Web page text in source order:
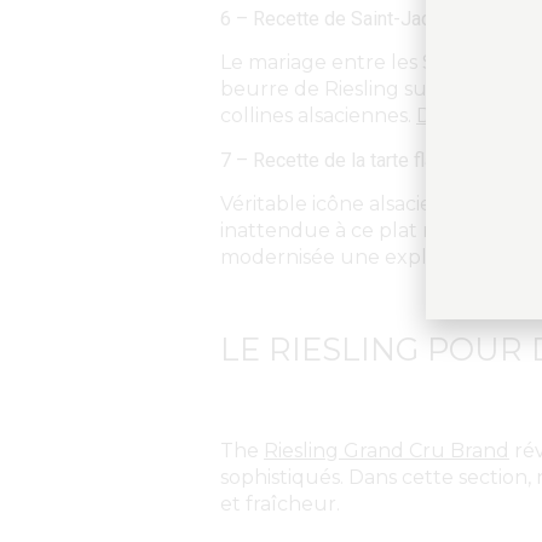
6 – Recette de Saint-Jacques
Le mariage entre les Saint-
beurre de Riesling sublime la
collines alsaciennes. Découvrez
7 – Recette de la tarte flambée au
Véritable icône alsacienne, la
inattendue à ce plat rustique.
modernisée une explosion de
LE RIESLING POUR
The Riesling Grand Cru Brand
sophistiqués. Dans cette
et fraîcheur.